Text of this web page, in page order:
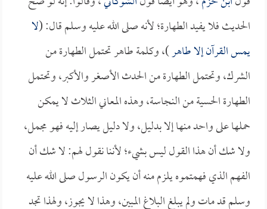
الحديث فلا يفيد الطهارة؛ لأنه صلى الله عليه وسلم قال: (لا
يمس القرآن إلا طاهر)، وكلمة طاهر تحتمل الطهارة من
الشرك، وتحتمل الطهارة من الحدث الأصغر والأكبر، وتحتمل
الطهارة الحسية من النجاسة، وهذه المعاني الثلاث لا يمكن
حملها على واحد منها إلا بدليل، ولا دليل يصار إليه فهو مجمل،
ولا شك أن هذا القول ليس بشيء؛ لأننا نقول لهم: لا شك أن
الفهم الذي فهمتموه يلزم منه أن يكون الرسول صلى الله عليه
وسلم قد مات ولم يبلغ البلاغ المبين، وهذا لا يجوز، ولهذا تجد